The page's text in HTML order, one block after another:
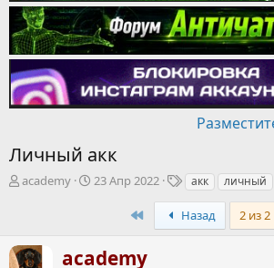
Личный акк
А
р
т
academy
Д
а
23 Апр 2022
Т
г
и
акк личный
First Назад 2 из 2
academy